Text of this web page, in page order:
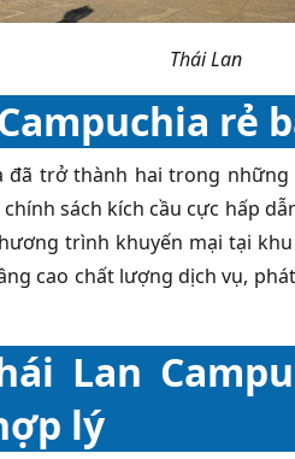
Thái Lan
rẻ
đã trở thành hai trong
sách kích cầu cực hấp
trình khuyến mại tại
cao chất lượng dịch vụ,
Lan
lý